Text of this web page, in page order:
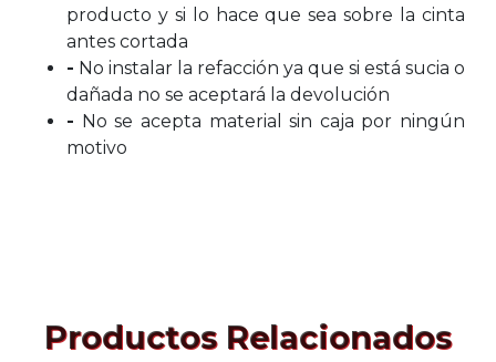
producto y si lo hace que sea sobre la cinta
antes cortada
- No instalar la refacción ya que si está sucia o
dañada no se aceptará la devolución
- No se acepta material sin caja por ningún
motivo
Productos Relacionados